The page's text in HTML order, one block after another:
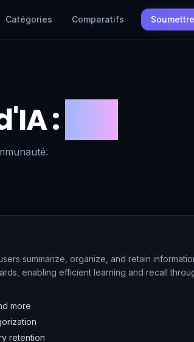
Catégories Comparatifs
:
summarize, organize, and retain
enabling efficient learning and recall
more
retention